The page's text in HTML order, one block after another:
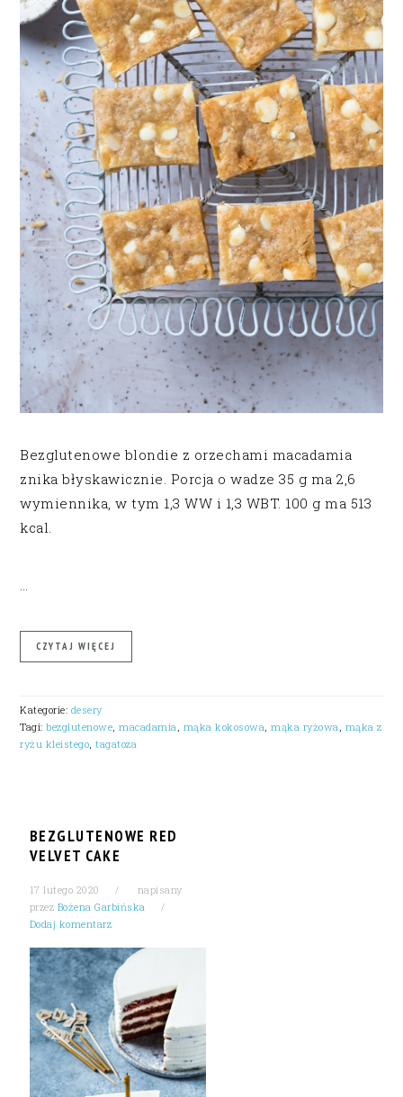
Bezglutenowe blondie z orzechami macadamia
znika błyskawicznie. Porcja o wadze 35 g ma 2,6
wymiennika, w tym 1,3 WW i 1,3 WBT. 100 g ma 513
kcal.
…
CZYTAJ WIĘCEJ
Kategorie: desery
Tagi:bezglutenowe,macadamia, mąka kokosowa,mąka ryżowa, mąka z
ryżu kleistego,tagatoza
BEZGLUTENOWE RED
VELVET CAKE
17 lutego 2020
napisany
przez Bożena Garbińska
Dodaj komentarz